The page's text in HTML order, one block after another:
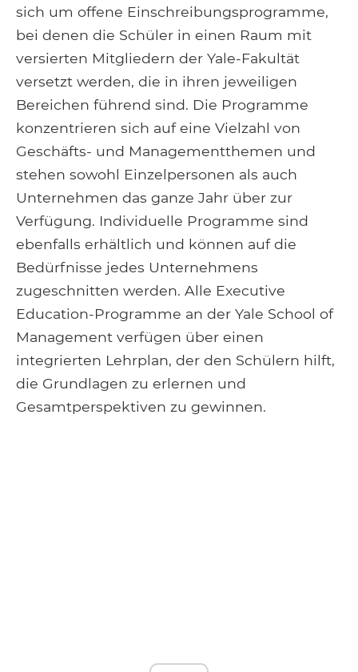
sich um offene Einschreibungsprogramme,
bei denen die Schüler in einen Raum mit
versierten Mitgliedern der Yale-Fakultät
versetzt werden, die in ihren jeweiligen
Bereichen führend sind. Die Programme
konzentrieren sich auf eine Vielzahl von
Geschäfts- und Managementthemen und
stehen sowohl Einzelpersonen als auch
Unternehmen das ganze Jahr über zur
Verfügung. Individuelle Programme sind
ebenfalls erhältlich und können auf die
Bedürfnisse jedes Unternehmens
zugeschnitten werden. Alle Executive
Education-Programme an der Yale School of
Management verfügen über einen
integrierten Lehrplan, der den Schülern hilft,
die Grundlagen zu erlernen und
Gesamtperspektiven zu gewinnen.